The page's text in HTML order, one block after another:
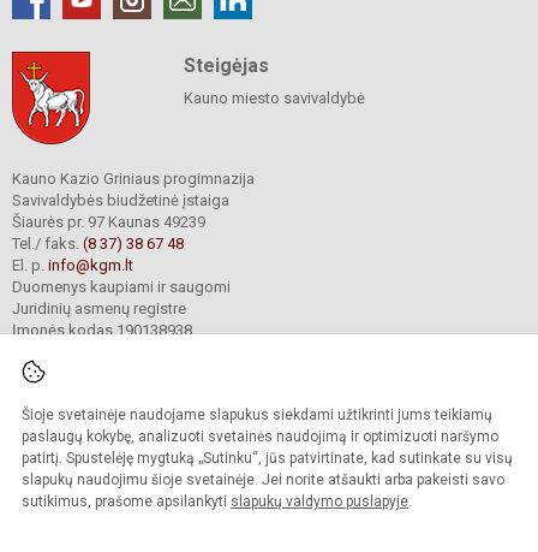
Šioje svetainėje naudojame slapukus siekdami užtikrinti jums teikiamų
paslaugų kokybę, analizuoti svetainės naudojimą ir optimizuoti naršymo
patirtį. Spustelėję mygtuką „Sutinku“, jūs patvirtinate, kad sutinkate su visų
slapukų naudojimu šioje svetainėje. Jei norite atšaukti arba pakeisti savo
sutikimus, prašome apsilankyti slapukų valdymo puslapyje.
Steigėjas
Kauno miesto savivaldybė
Kauno Kazio Griniaus progimnazija
Savivaldybės biudžetinė įstaiga
Šiaurės pr. 97 Kaunas 49239
Tel./ faks. (8 37) 38 67 48
El. p. info@kgm.lt
Duomenys kaupiami ir saugomi
Juridinių asmenų registre
Įmonės kodas 190138938
© 2024. Kauno Kazio Griniaus progimnazija. Visos teisės saugomos.
Kopijuoti turinį be raštiško progimnazijos sutikimo griežtai draudžiama.
Prieinamumo paraiška Slapukų valdymas
Sumanus būdas atnaujinti